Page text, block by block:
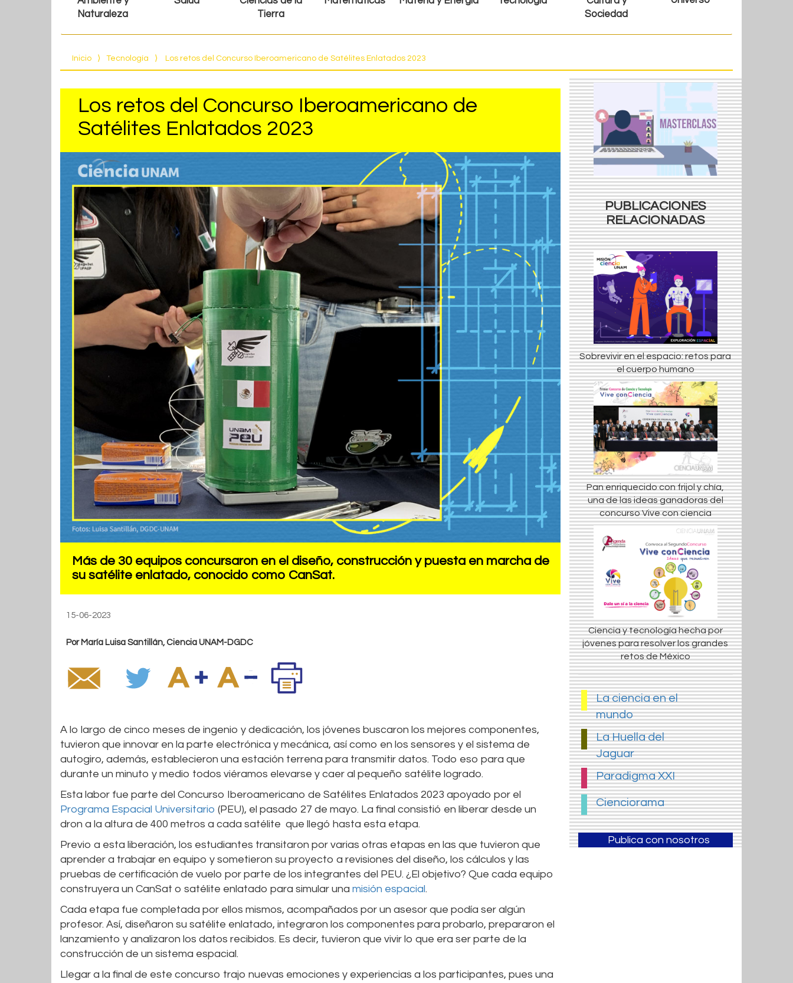
Naturaleza
Tierra
Sociedad
Inicio ⟩ Tecnología ⟩ Los retos del Concurso Iberoamericano de Satélites Enlatados 2023
Los retos del Concurso Iberoamericano de
Satélites Enlatados 2023
Más de 30 equipos concursaron en el diseño, construcción y puesta en marcha de
su satélite enlatado, conocido como CanSat.
15-06-2023
Por María Luisa Santillán, Ciencia UNAM-DGDC
A lo largo de cinco meses de ingenio y dedicación, los jóvenes buscaron los mejores componentes,
tuvieron que innovar en la parte electrónica y mecánica, así como en los sensores y el sistema de
autogiro, además, establecieron una estación terrena para transmitir datos. Todo eso para que
durante un minuto y medio todos viéramos elevarse y caer al pequeño satélite logrado.
Esta labor fue parte del Concurso Iberoamericano de Satélites Enlatados 2023 apoyado por el
Programa Espacial Universitario (PEU), el pasado 27 de mayo. La final consistió en liberar desde un
dron a la altura de 400 metros a cada satélite que llegó hasta esta etapa.
Previo a esta liberación, los estudiantes transitaron por varias otras etapas en las que tuvieron que
aprender a trabajar en equipo y sometieron su proyecto a revisiones del diseño, los cálculos y las
pruebas de certificación de vuelo por parte de los integrantes del PEU. ¿El objetivo? Que cada equipo
construyera un CanSat o satélite enlatado para simular una misión espacial .
Cada etapa fue completada por ellos mismos, acompañados por un asesor que podía ser algún
profesor. Así, diseñaron su satélite enlatado, integraron los componentes para probarlo, prepararon el
lanzamiento y analizaron los datos recibidos. Es decir, tuvieron que vivir lo que era ser parte de la
construcción de un sistema espacial.
Llegar a la final de este concurso trajo nuevas emociones y experiencias a los participantes, pues una
PUBLICACIONES
RELACIONADAS
Sobrevivir en el espacio: retos para
el cuerpo humano
Pan enriquecido con frijol y chía,
una de las ideas ganadoras del
concurso Vive con ciencia
Ciencia y tecnología hecha por
jóvenes para resolver los grandes
retos de México
La ciencia en el
mundo
La Huella del
Jaguar
Paradigma XXI
Cienciorama
Publica con nosotros